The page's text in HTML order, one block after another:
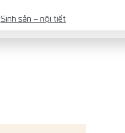
Sinh sản – nội tiết